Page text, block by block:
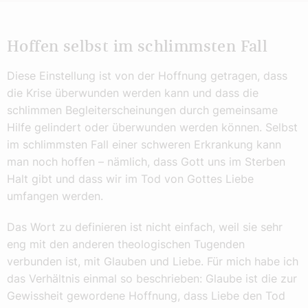
Hoffen selbst im schlimmsten Fall
Diese Einstellung ist von der Hoffnung getragen, dass
die Krise überwunden werden kann und dass die
schlimmen Begleiterscheinungen durch gemeinsame
Hilfe gelindert oder überwunden werden können. Selbst
im schlimmsten Fall einer schweren Erkrankung kann
man noch hoffen – nämlich, dass Gott uns im Sterben
Halt gibt und dass wir im Tod von Gottes Liebe
umfangen werden.
Das Wort zu definieren ist nicht einfach, weil sie sehr
eng mit den anderen theologischen Tugenden
verbunden ist, mit Glauben und Liebe. Für mich habe ich
das Verhältnis einmal so beschrieben: Glaube ist die zur
Gewissheit gewordene Hoffnung, dass Liebe den Tod